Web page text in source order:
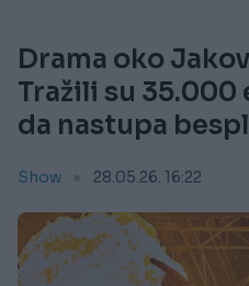
Drama oko
Tražili su 35.000
da nastupa
Show 28.05.26. 16:22